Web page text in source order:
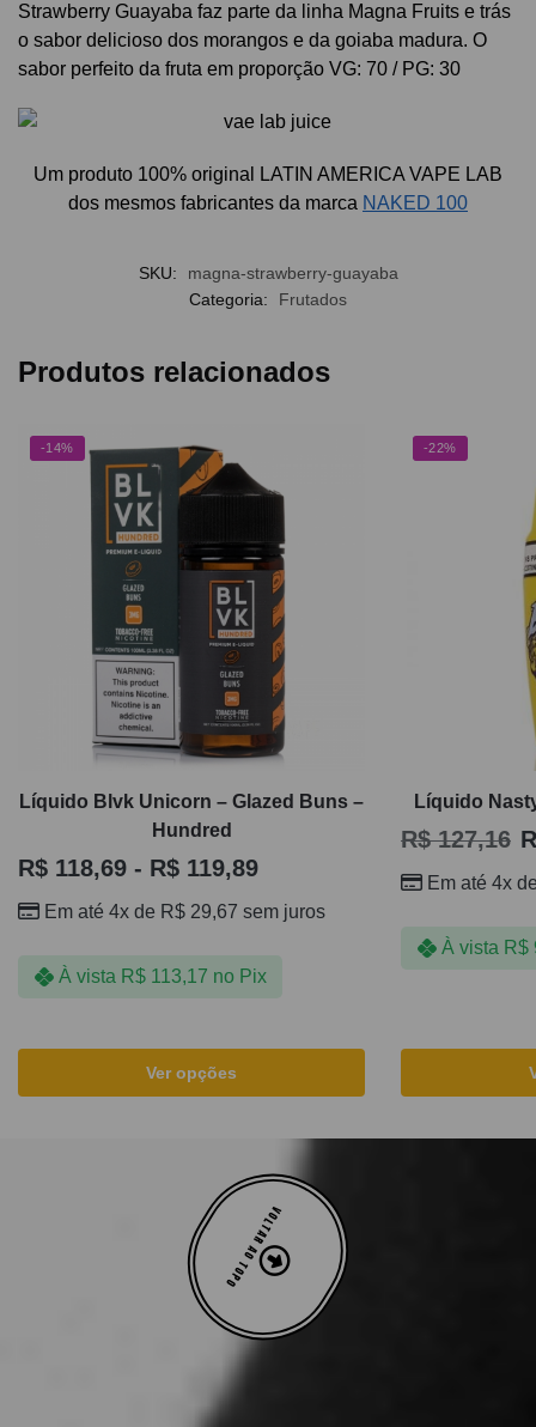
Strawberry Guayaba faz parte da linha Magna Fruits e trás
o sabor delicioso dos morangos e da goiaba madura. O
sabor perfeito da fruta em proporção VG: 70 / PG: 30
Um produto 100% original LATIN AMERICA VAPE LAB
dos mesmos fabricantes da marca NAKED 100
SKU:
magna-strawberry-guayaba
Categoria:
Frutados
Produtos relacionados
-14%
Líquido Blvk Unicorn – Glazed Buns –
Hundred
R$ 118,69 - R$ 119,89
Em até 4x de R$ 29,67 sem juros
À vista R$113,17 no Pix
Ver opções
-22%
Líquido
R$127,16
Em até 4x
À vista R$
VOLTAR AO TOPO